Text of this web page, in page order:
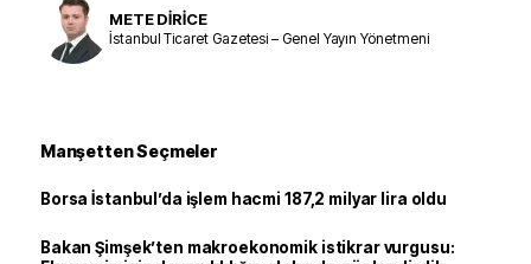
METE DİRİCE
İstanbul Ticaret Gazetesi – Genel Yayın Yönetmeni
Manşetten Seçmeler
Borsa İstanbul’da işlem hacmi 187,2 milyar lira oldu
Bakan Şimşek’ten makroekonomik istikrar vurgusu: